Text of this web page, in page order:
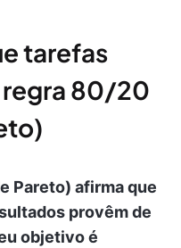
tarefas
regra 80/20
Pareto) afirma que
provêm de
objetivo é